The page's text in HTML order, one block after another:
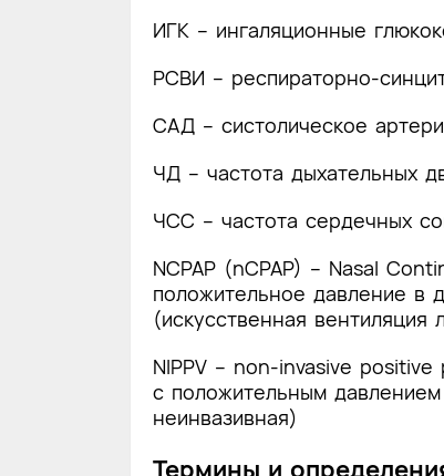
ИГК – ингаляционные
РСВИ – респираторно-
САД – систолическое
ЧД – частота дыхательных
ЧСС – частота сердечных
NCPAP (nCPAP) – Nasal
положительное давление в
(искусственная вентиляция
NIPPV – non-invasive
с положительным давлением
неинвазивная)
Термины и